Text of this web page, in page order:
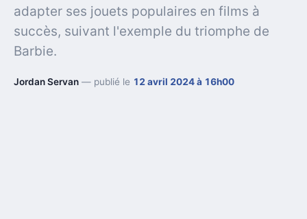
adapter ses jouets populaires en films à
succès, suivant l'exemple du triomphe de
Barbie.
Jordan Servan — publié le 12 avril 2024 à 16h00